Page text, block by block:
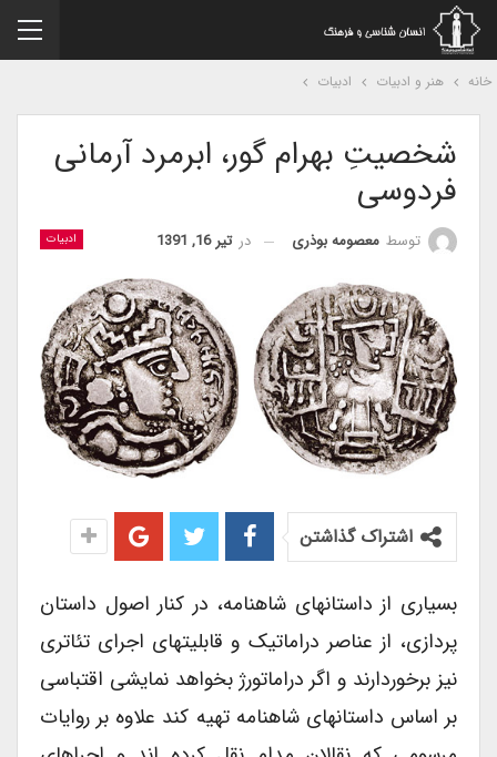
هنر و ادبیات ادبیات
شخصیتِ بهرام گور، ابرمرد آرمانی
فردوسی
ادبیات توسطمعصومه بوذری درتیر 16, 1391
اشتراک گذاشتن
بسیاری از داستانهای شاهنامه، در کنار اصول داستان
پردازی، از عناصر دراماتیک و قابلیتهای اجرای تئاتری
نیز برخوردارند و اگر دراماتورژ بخواهد نمایشی اقتباسی
بر اساس داستانهای شاهنامه تهیه کند علاوه بر روایات